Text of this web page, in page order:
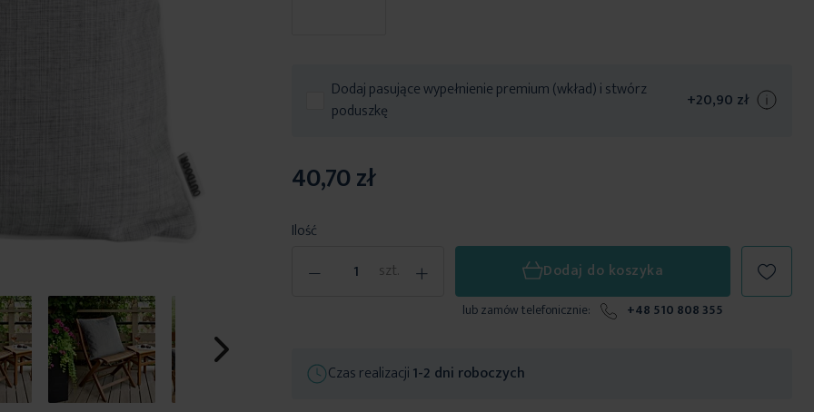
Dodaj pasujące wypełnienie premium (wkład) i stwórz
poduszkę
+20,90 zł
Ilość
- szt. +
40,70 zł
Dodaj do koszyka
lub zamów telefonicznie: +48 510 808 355
Czas realizacji1-2 dni roboczych